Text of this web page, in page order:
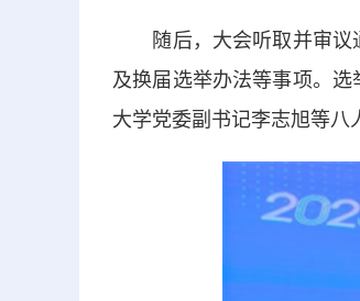
随后，大会听取并审议
及换届选举办法等事项。
大学党委副书记李志旭等八